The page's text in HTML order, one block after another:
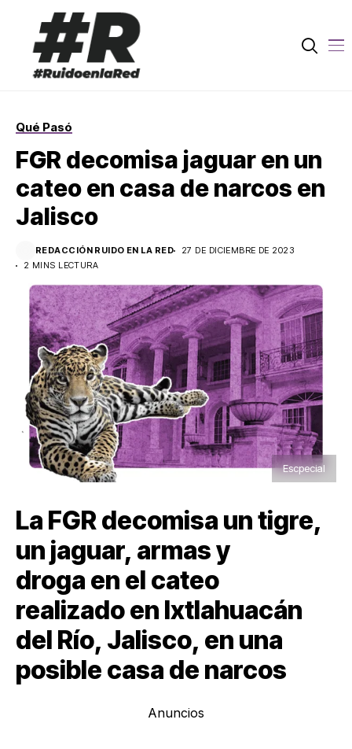
Qué Pasó
FGR decomisa jaguar en un
cateo en casa de narcos en
Jalisco
REDACCIÓN RUIDO EN LA RED
27 DE DICIEMBRE DE 2023
2 MINS LECTURA
Escpecial
La FGR decomisa un tigre,
un jaguar, armas y
droga en el cateo
realizado en Ixtlahuacán
del Río, Jalisco, en una
posible casa de narcos
Anuncios